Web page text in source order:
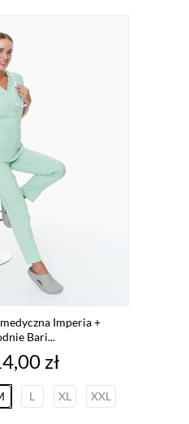
Imperia +
Bari...
zł
L XL XXL